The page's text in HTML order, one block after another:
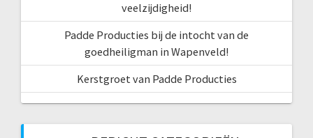
veelzijdigheid!
Padde Producties bij de intocht van de
goedheiligman in Wapenveld!
Kerstgroet van Padde Producties